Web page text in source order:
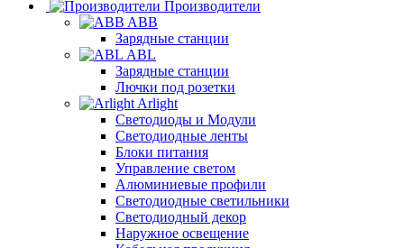
Производители
ABB
Зарядные станции
ABL
Зарядные станции
Лючки под розетки
Arlight
Светодиоды и Модули
Светодиодные ленты
Блоки питания
Управление светом
Алюминиевые профили
Светодиодные светильники
Светодиодный декор
Наружное освещение